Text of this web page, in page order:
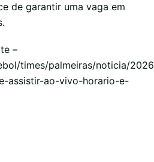
de garantir uma vaga em
–
times/palmeiras/noticia/
assistir-ao-vivo-horario-e-